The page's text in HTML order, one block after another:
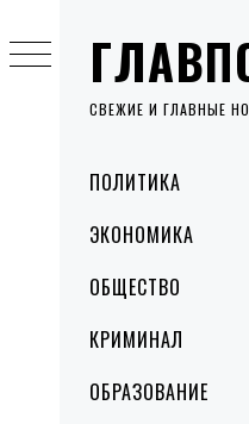
СВЕЖИЕ И ГЛАВНЫЕ
MenuПОЛИТИКА
ЭКОНОМИКА
ОБЩЕСТВО
КРИМИНАЛ
ОБРАЗОВАНИЕ
to
content